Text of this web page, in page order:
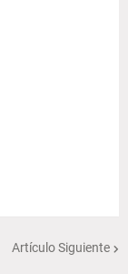
Artículo Siguiente